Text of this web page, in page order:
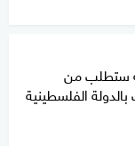
ستطلب من
الفلسطينية